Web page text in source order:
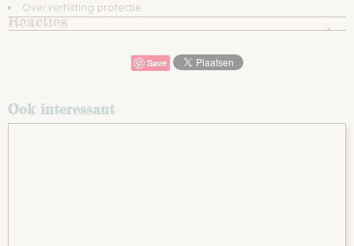
Oververhitting protectie.
Reacties
Save
Ook interessant